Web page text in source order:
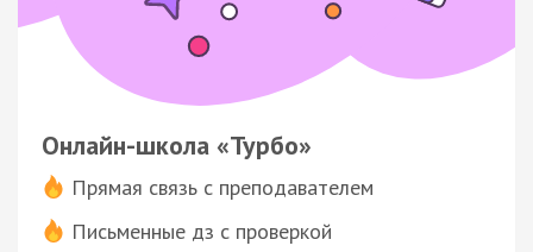
Онлайн-школа «Турбо»
Прямая связь с преподавателем
Письменные дз с проверкой